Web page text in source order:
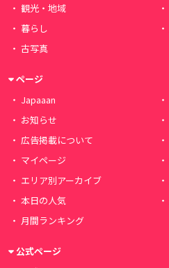
観光・地域
暮らし
古写真
ページ
Japaaan
お知らせ
広告掲載について
マイページ
エリア別アーカイブ
本日の人気
月間ランキング
公式ページ